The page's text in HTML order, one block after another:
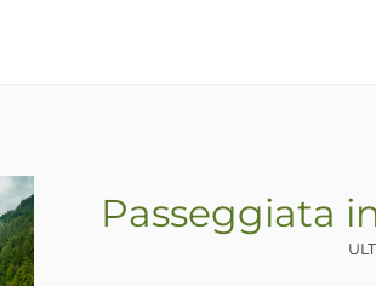
Passeggiata